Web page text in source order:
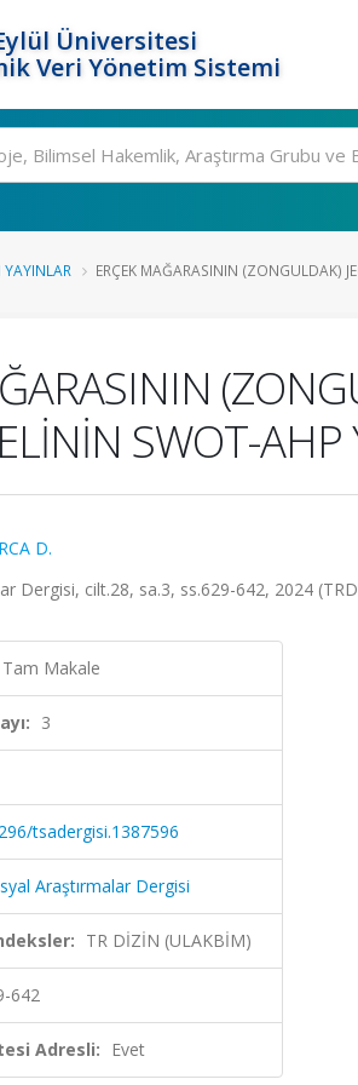
Üniversitesi
Veri Yönetim Sistemi
YAYINLAR ERÇEK MAĞARASININ (ZONGULDAK)
SWOT-
D.
Dergisi, cilt.28, sa.3, ss.629-642, 2024
Makale
3
tsadergisi.1387596
Araştırmalar Dergisi
TR DİZİN (ULAKBİM)
642
Adresli: Evet